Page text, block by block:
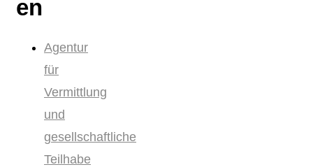
en
Agentur
für
Vermittlung
und
gesellschaftliche
Teilhabe